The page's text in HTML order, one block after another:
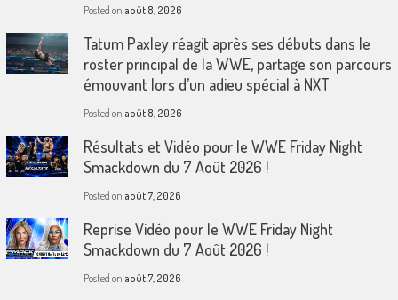
Posted on août 8, 2026
Tatum Paxley réagit après ses débuts dans le
roster principal de la WWE, partage son parcours
émouvant lors d’un adieu spécial à NXT
Posted on août 8, 2026
Résultats et Vidéo pour le WWE Friday Night
Smackdown du 7 Août 2026 !
Posted on août 7, 2026
Reprise Vidéo pour le WWE Friday Night
Smackdown du 7 Août 2026 !
Posted on août 7, 2026